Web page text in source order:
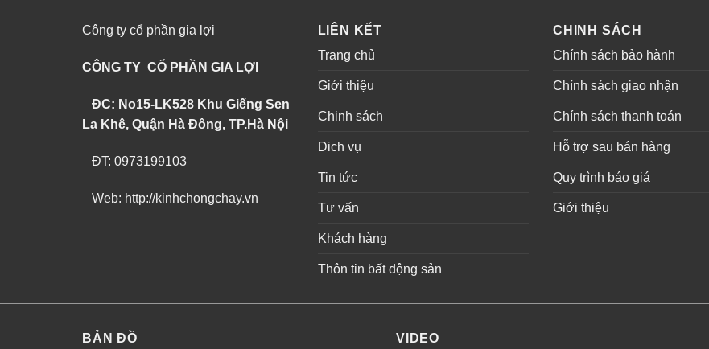
Công ty cổ phần gia lợi
CÔNG TY CỔ PHẦN GIA LỢI
ĐC: No15-LK528 Khu Giếng Sen
La Khê, Quận Hà Đông, TP.Hà Nội
ĐT: 0973199103
Web: http://kinhchongchay.vn
LIÊN KẾT
Trang chủ
Giới thiệu
Chinh sách
Dich vụ
Tin tức
Tư vấn
Khách hàng
Thôn tin bất động sản
CHINH SÁCH
Chính sách bảo hành
Chính sách giao nhận
Chính sách thanh toán
Hỗ trợ sau bán hàng
Quy trình báo giá
Giới thiệu
BẢN ĐỒ VIDEO